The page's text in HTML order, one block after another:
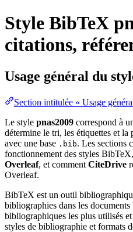
Style BibTeX
citations,
Usage général du
Section intitulée « Usage
Le style pnas2009 correspond à
détermine le tri, les étiquettes et
avec une base .bib. Les sections
fonctionnement des styles
Overleaf, et comment CiteDrive
Overleaf.
BibTeX est un outil
bibliographies dans les
bibliographiques les plus utilisés
styles de bibliographie et formats